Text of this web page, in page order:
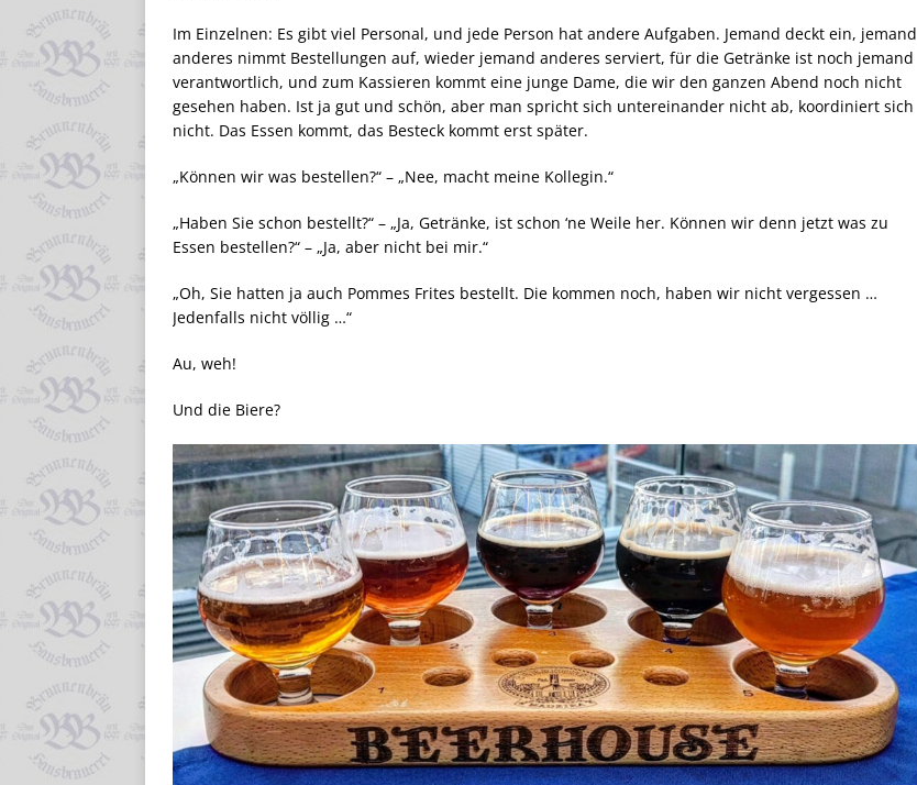
Im Einzelnen: Es gibt viel Personal, und jede Person hat andere Aufgaben. Jemand deckt ein, jemand
anderes nimmt Bestellungen auf, wieder jemand anderes serviert, für die Getränke ist noch jemand
verantwortlich, und zum Kassieren kommt eine junge Dame, die wir den ganzen Abend noch nicht
gesehen haben. Ist ja gut und schön, aber man spricht sich untereinander nicht ab, koordiniert sich
nicht. Das Essen kommt, das Besteck kommt erst später.
„Können wir was bestellen?“ – „Nee, macht meine Kollegin.“
„Haben Sie schon bestellt?“ – „Ja, Getränke, ist schon ‘ne Weile her. Können wir denn jetzt was zu
Essen bestellen?“ – „Ja, aber nicht bei mir.“
„Oh, Sie hatten ja auch Pommes Frites bestellt. Die kommen noch, haben wir nicht vergessen …
Jedenfalls nicht völlig …“
Au, weh!
Und die Biere?